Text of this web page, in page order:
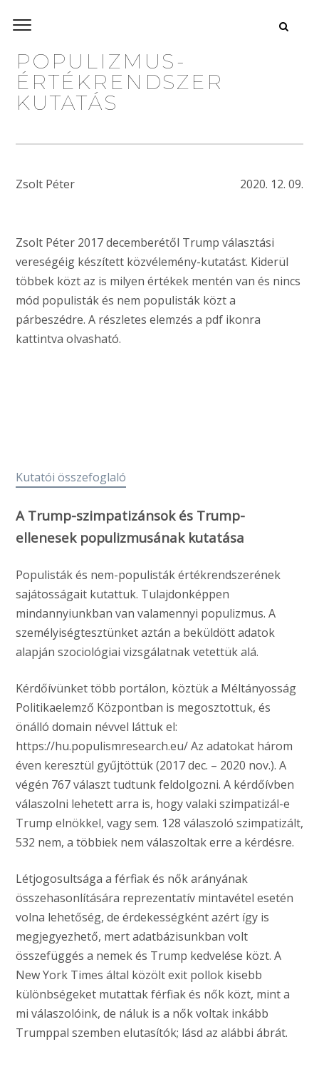
POPULIZMUS-
ÉRTÉKRENDSZER
KUTATÁS
Zsolt Péter 2020. 12. 09.
Zsolt Péter 2017 decemberétől Trump választási
vereségéig készített közvélemény-kutatást. Kiderül
többek közt az is milyen értékek mentén van és nincs
mód populisták és nem populisták közt a
párbeszédre. A részletes elemzés a pdf ikonra
kattintva olvasható.
Kutatói összefoglaló
A Trump-szimpatizánsok és Trump-
ellenesek populizmusának kutatása
Populisták és nem-populisták értékrendszerének
sajátosságait kutattuk. Tulajdonképpen
mindannyiunkban van valamennyi populizmus. A
személyiségtesztünket aztán a beküldött adatok
alapján szociológiai vizsgálatnak vetettük alá.
Kérdőívünket több portálon, köztük a Méltányosság
Politikaelemző Központban is megosztottuk, és
önálló domain névvel láttuk el:
https://hu.populismresearch.eu/ Az adatokat három
éven keresztül gyűjtöttük (2017 dec. – 2020 nov.). A
végén 767 választ tudtunk feldolgozni. A kérdőívben
válaszolni lehetett arra is, hogy valaki szimpatizál-e
Trump elnökkel, vagy sem. 128 válaszoló szimpatizált,
532 nem, a többiek nem válaszoltak erre a kérdésre.
Létjogosultsága a férfiak és nők arányának
összehasonlítására reprezentatív mintavétel esetén
volna lehetőség, de érdekességként azért így is
megjegyezhető, mert adatbázisunkban volt
összefüggés a nemek és Trump kedvelése közt. A
New York Times által közölt exit pollok kisebb
különbségeket mutattak férfiak és nők közt, mint a
mi válaszolóink, de náluk is a nők voltak inkább
Trumppal szemben elutasítók; lásd az alábbi ábrát.